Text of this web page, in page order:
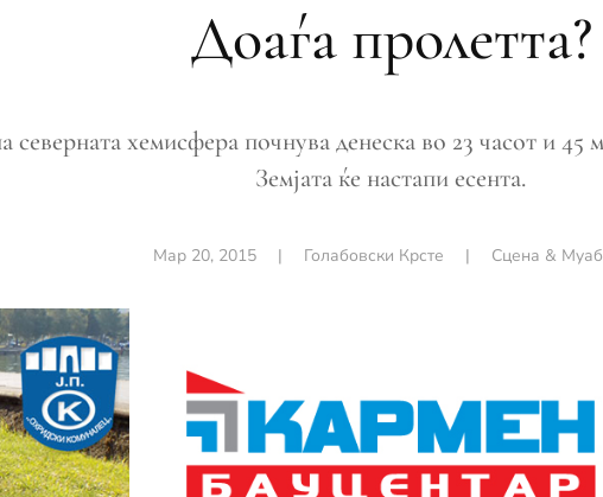
Доаѓа пролетта?
северната хемисфера почнува денеска во 23 часот и
Земјата ќе настапи есента.
Мар 20, 2015| Голабовски Крсте | Сцена &